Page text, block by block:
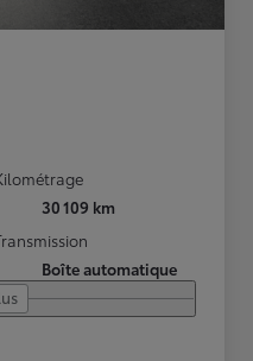
30 109 km
Boîte automatique